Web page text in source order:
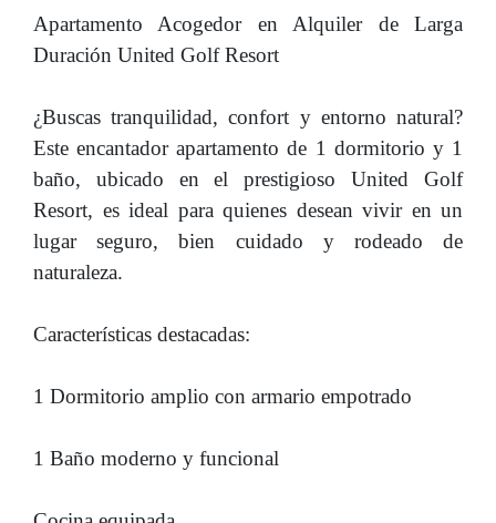
Apartamento Acogedor en Alquiler de Larga
Duración United Golf Resort
¿Buscas tranquilidad, confort y entorno natural?
Este encantador apartamento de 1 dormitorio y 1
baño, ubicado en el prestigioso United Golf
Resort, es ideal para quienes desean vivir en un
lugar seguro, bien cuidado y rodeado de
naturaleza.
Características destacadas:
1 Dormitorio amplio con armario empotrado
1 Baño moderno y funcional